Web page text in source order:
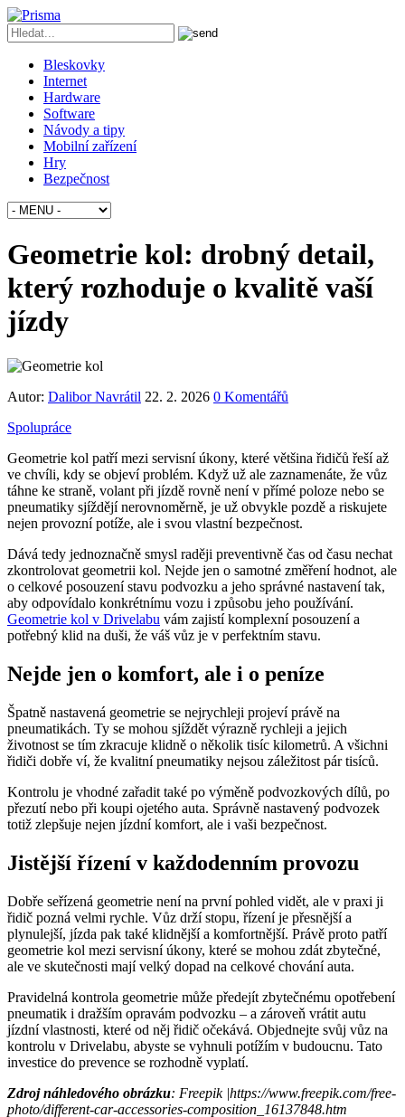
Bleskovky
Internet
Hardware
Software
Návody a tipy
Mobilní zařízení
Hry
Bezpečnost
Geometrie kol: drobný detail,
který rozhoduje o kvalitě vaší
jízdy
Autor: Dalibor Navrátil 22. 2. 2026 0 Komentářů
Spolupráce
Geometrie kol patří mezi servisní úkony, které většina řidičů řeší až
ve chvíli, kdy se objeví problém. Když už ale zaznamenáte, že vůz
táhne ke straně, volant při jízdě rovně není v přímé poloze nebo se
pneumatiky sjíždějí nerovnoměrně, je už obvykle pozdě a riskujete
nejen provozní potíže, ale i svou vlastní bezpečnost.
Dává tedy jednoznačně smysl raději preventivně čas od času nechat
zkontrolovat geometrii kol. Nejde jen o samotné změření hodnot, ale
o celkové posouzení stavu podvozku a jeho správné nastavení tak,
aby odpovídalo konkrétnímu vozu i způsobu jeho používání.
Geometrie kol v Drivelabu vám zajistí komplexní posouzení a
potřebný klid na duši, že váš vůz je v perfektním stavu.
Nejde jen o komfort, ale i o peníze
Špatně nastavená geometrie se nejrychleji projeví právě na
pneumatikách. Ty se mohou sjíždět výrazně rychleji a jejich
životnost se tím zkracuje klidně o několik tisíc kilometrů. A všichni
řidiči dobře ví, že kvalitní pneumatiky nejsou záležitost pár tisíců.
Kontrolu je vhodné zařadit také po výměně podvozkových dílů, po
přezutí nebo při koupi ojetého auta. Správně nastavený podvozek
totiž zlepšuje nejen jízdní komfort, ale i vaši bezpečnost.
Jistější řízení v každodenním provozu
Dobře seřízená geometrie není na první pohled vidět, ale v praxi ji
řidič pozná velmi rychle. Vůz drží stopu, řízení je přesnější a
plynulejší, jízda pak také klidnější a komfortnější. Právě proto patří
geometrie kol mezi servisní úkony, které se mohou zdát zbytečné,
ale ve skutečnosti mají velký dopad na celkové chování auta.
Pravidelná kontrola geometrie může předejít zbytečnému opotřebení
pneumatik i dražším opravám podvozku – a zároveň vrátit autu
jízdní vlastnosti, které od něj řidič očekává. Objednejte svůj vůz na
kontrolu v Drivelabu, abyste se vyhnuli potížím v budoucnu. Tato
investice do prevence se rozhodně vyplatí.
Zdroj náhledového obrázku: Freepik |https://www.freepik.com/free-
photo/different-car-accessories-composition_16137848.htm